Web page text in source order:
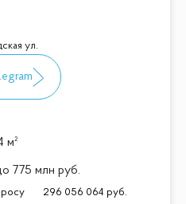
ул.
м²
775 млн руб.
296 056 064 руб.